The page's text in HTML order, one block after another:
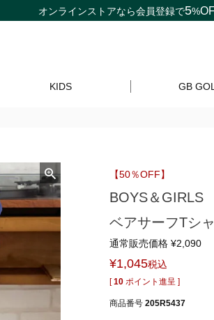
オンラインストアなら会員登録で5%
KIDS GB
【50％OFF】
BOYS＆GIRLS
ベアサーフTシ
通常販売価格 ¥2,090
¥1,045税込
[ 10 ポイント進呈 ]
商品番号 205R5437